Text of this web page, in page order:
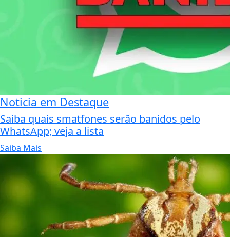
Noticia em Destaque
Saiba quais smatfones serão banidos pelo
WhatsApp; veja a lista
Saiba Mais